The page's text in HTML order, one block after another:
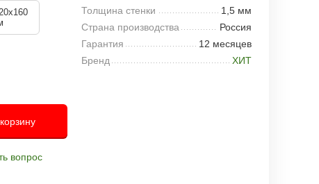
вопрос
Толщина стенки
1,5 мм
Страна производства
Россия
Гарантия
12 месяцев
Бренд
ХИТ